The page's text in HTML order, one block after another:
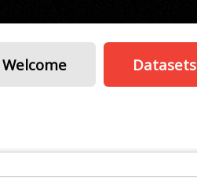
Welcome Datasets